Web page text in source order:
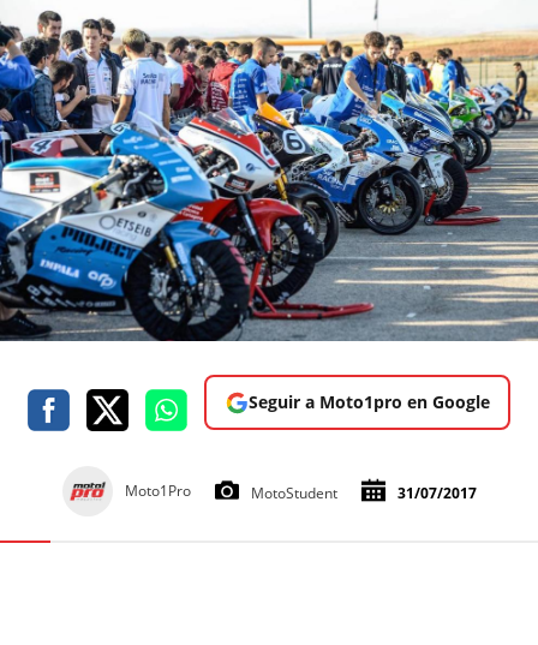
Seguir a Moto1pro en Google
Moto1Pro MotoStudent 31/07/2017